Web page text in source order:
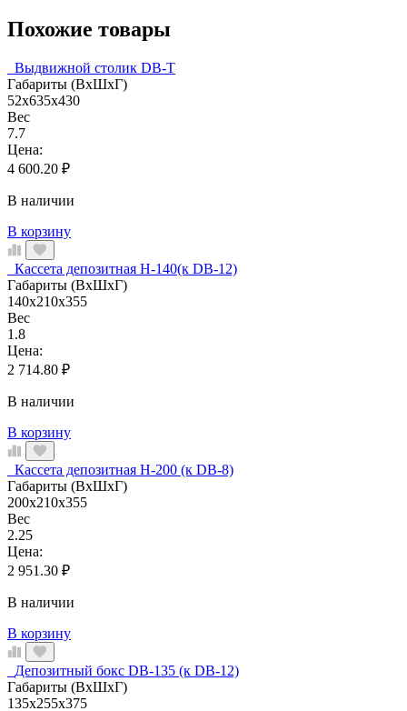
Похожие товары
Выдвижной столик DB-T
Габариты (ВхШхГ)
52x635x430
Вес
7.7
Цена:
4 600.20 ₽
В наличии
В корзину
Кассета депозитная Н-140(к DB-12)
Габариты (ВхШхГ)
140x210x355
Вес
1.8
Цена:
2 714.80 ₽
В наличии
В корзину
Кассета депозитная Н-200 (к DB-8)
Габариты (ВхШхГ)
200x210x355
Вес
2.25
Цена:
2 951.30 ₽
В наличии
В корзину
Депозитный бокс DB-135 (к DB-12)
Габариты (ВхШхГ)
135x255x375